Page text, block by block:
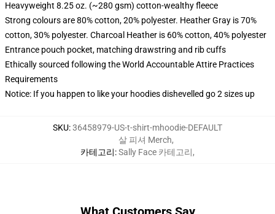
Heavyweight 8.25 oz. (~280 gsm) cotton-wealthy fleece
Strong colours are 80% cotton, 20% polyester. Heather Gray is 70%
cotton, 30% polyester. Charcoal Heather is 60% cotton, 40% polyester
Entrance pouch pocket, matching drawstring and rib cuffs
Ethically sourced following the World Accountable Attire Practices
Requirements
Notice: If you happen to like your hoodies dishevelled go 2 sizes up
SKU:36458979-US-t-shirt-mhoodie-DEFAULT
카테고리:
살 피셔 Merch,
Sally Face 카테고리,